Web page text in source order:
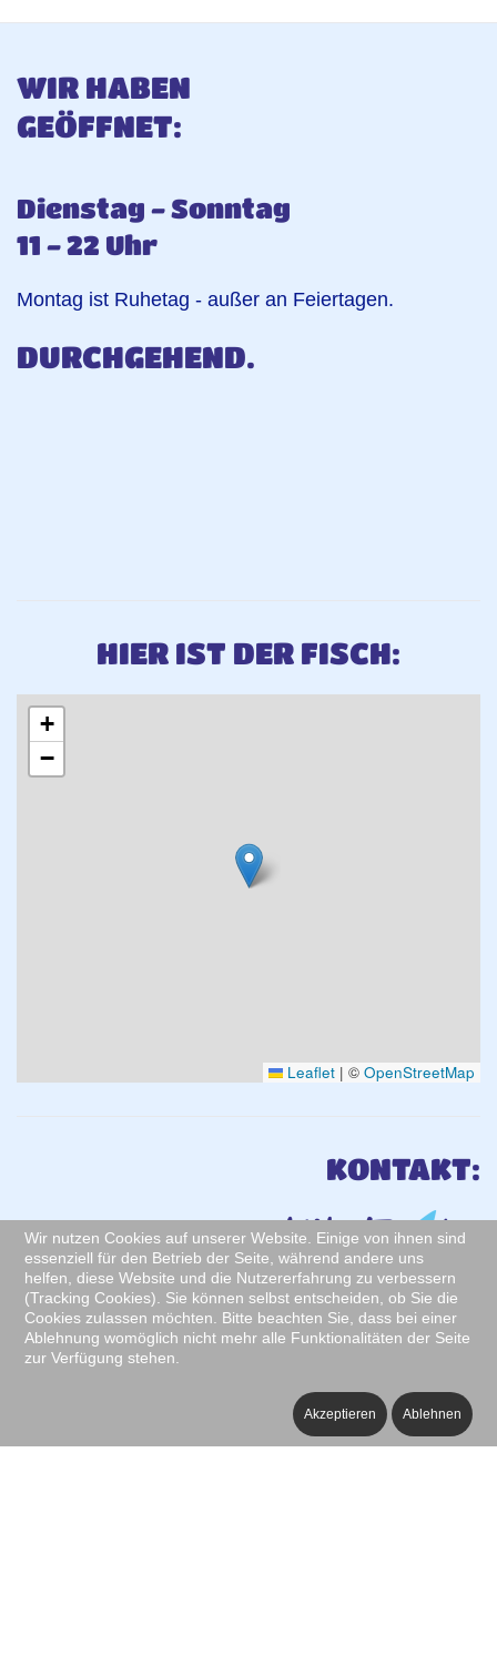
WIR HABEN
GEÖFFNET:
Dienstag - Sonntag
11 - 22 Uhr
Montag ist Ruhetag - außer an Feiertagen.
DURCHGEHEND.
HIER IST DER FISCH:
+
−
Leaflet | © OpenStreetMap
KONTAKT:
Karaca GbR
35392 Gießen
Wir nutzen Cookies auf unserer Website. Einige von ihnen sind
essenziell für den Betrieb der Seite, während andere uns
helfen, diese Website und die Nutzererfahrung zu verbessern
(Tracking Cookies). Sie können selbst entscheiden, ob Sie die
Cookies zulassen möchten. Bitte beachten Sie, dass bei einer
Ablehnung womöglich nicht mehr alle Funktionalitäten der Seite
zur Verfügung stehen.
Akzeptieren Ablehnen